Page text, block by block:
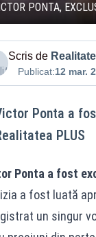
PONTA,
Scris de
Publicat:12 mar.
Ponta a
PLUS
Ponta a fost
a fost luată
un singur